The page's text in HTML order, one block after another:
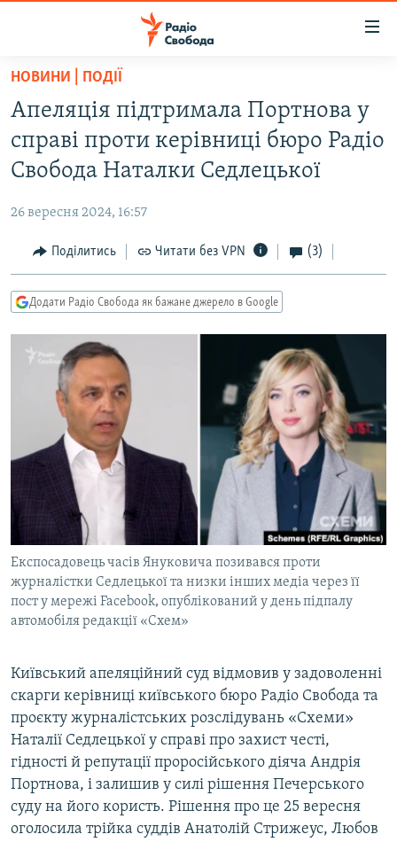
Перейти
основного
матеріалу
Перейти
до
основної
навігації
Перейти
до
пошуку
ВСЕ ЗА ДОБУ
СТАТТІ
ЕКОНОМІКА
СУСПІЛЬСТВО
УКРАЇНА
РОСІЙСЬКА «ФІЛЬТРАЦІЯ»
ДОНБАС.РЕАЛІЇ
ТИ ЯК?
СХЕМИ
КИТАЙ.ВИКЛИКИ
МУЛЬТИМЕДІА
ФОТО
СПЕЦПРОЄКТИ
ПОДКАСТИ
КРИМ РЕАЛІЇ
РУС
УКР
ДОЛУЧАЙСЯ!
Усі сайти RFE/RL
НОВИНИ | ПОДІЇ
Апеляція підтримала Портнова у
справі проти керівниці бюро Радіо
Свобода Наталки Седлецької
26 вересня 2024, 16:57
Поділитись Читати без VPN (3)
Додати Радіо Свобода як бажане джерело в Google
Експосадовець часів Януковича позивався проти
журналістки Седлецької та низки інших медіа через її
пост у мережі Facebook, опублікований у день підпалу
автомобіля редакції «Схем»
Київський апеляційний суд відмовив у задоволенні
скарги керівниці київського бюро Радіо Свобода та
проєкту журналістських розслідувань «Схеми»
Наталії Седлецької у справі про захист честі,
гідності й репутації проросійського діяча Андрія
Портнова, і залишив у силі рішення Печерського
суду на його користь. Рішення про це 25 вересня
оголосила трійка суддів Анатолій Стрижеус, Любов